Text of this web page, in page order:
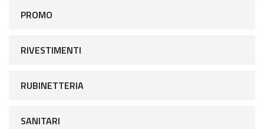
PROMO
RIVESTIMENTI
RUBINETTERIA
SANITARI